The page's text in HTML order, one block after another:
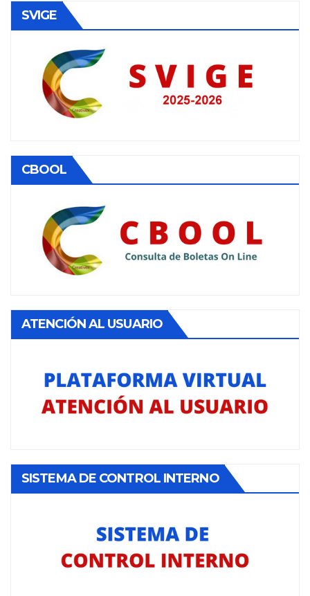
SVIGE
CBOOL
ATENCIÓN AL USUARIO
SISTEMA DE CONTROL INTERNO